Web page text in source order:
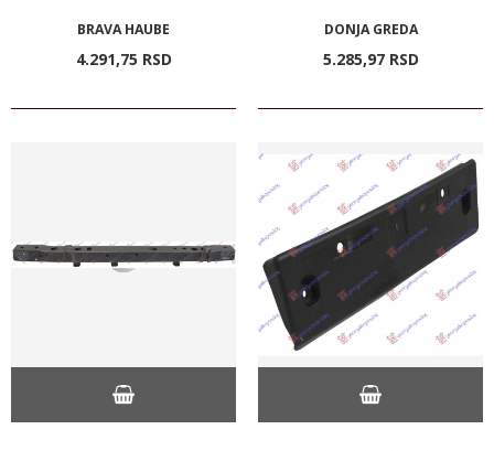
BRAVA HAUBE
4.291,75 RSD
DONJA GREDA
5.285,97 RSD